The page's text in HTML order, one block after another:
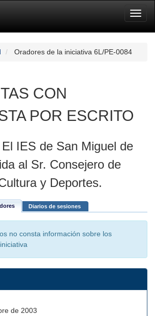
Oradores de la iniciativa 6L/PE-0084
CON
POR ESCRITO
IES de San Miguel de
al Sr. Consejero de
y Deportes.
Diarios de sesiones
no consta información sobre los
de 2003